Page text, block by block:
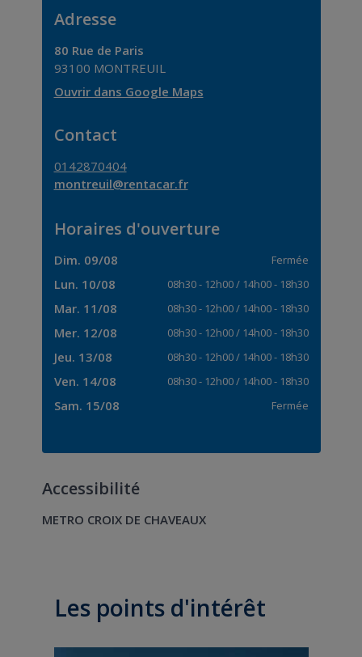
Adresse
80 Rue de Paris
93100 MONTREUIL
Ouvrir dans Google Maps
Contact
0142870404
montreuil@rentacar.fr
Horaires d'ouverture
Dim. 09/08 Fermée
Lun. 10/08 08h30- 12h00/ 14h00- 18h30
Mar. 11/08 08h30- 12h00/ 14h00- 18h30
Mer. 12/08 08h30- 12h00/ 14h00- 18h30
Jeu. 13/08 08h30- 12h00/ 14h00- 18h30
Ven. 14/08 08h30- 12h00/ 14h00- 18h30
Sam. 15/08 Fermée
Accessibilité
METRO CROIX DE CHAVEAUX
Les points d'intérêt